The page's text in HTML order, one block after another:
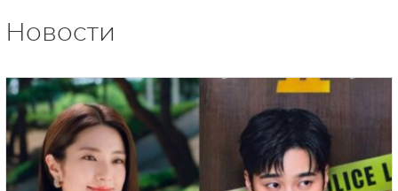
Новости